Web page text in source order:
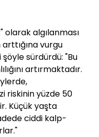
olarak algılanması
vurgu
sürdürdü: "Bu
artırmaktadır.
riskinin yüzde 50
Küçük yaşta
ciddi kalp-